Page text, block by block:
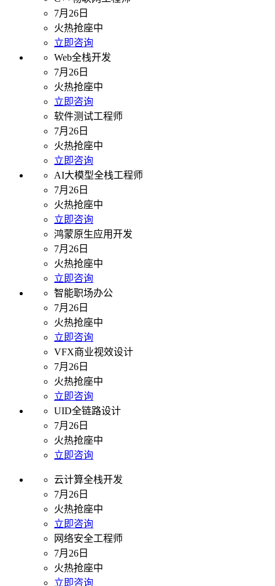
7月26日
火热抢座中
立即咨询
Web全栈开发
7月26日
火热抢座中
立即咨询
软件测试工程师
7月26日
火热抢座中
立即咨询
AI大模型全栈工程师
7月26日
火热抢座中
立即咨询
鸿蒙原生应用开发
7月26日
火热抢座中
立即咨询
智能职场办公
7月26日
火热抢座中
立即咨询
VFX商业视效设计
7月26日
火热抢座中
立即咨询
UID全链路设计
7月26日
火热抢座中
立即咨询
云计算全栈开发
7月26日
火热抢座中
立即咨询
网络安全工程师
7月26日
火热抢座中
立即咨询